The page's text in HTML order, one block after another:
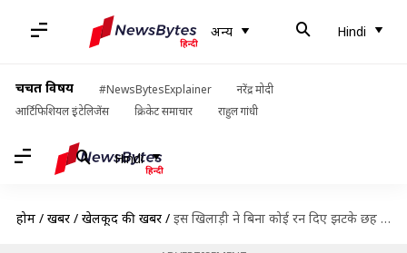
अन्य Hindi
चर्चित विषय #NewsBytesExplainer
नरेंद्र मोदी
आर्टिफिशियल इंटेलिजेंस
क्रिकेट समाचार राहुल गांधी
Hindi
होम / खबरें / खेलकूद की खबरें / इस खिलाड़ी ने बिना कोई रन दिए झटके छह विकेट, बनाया टी-20 विश्व रिकॉर्ड